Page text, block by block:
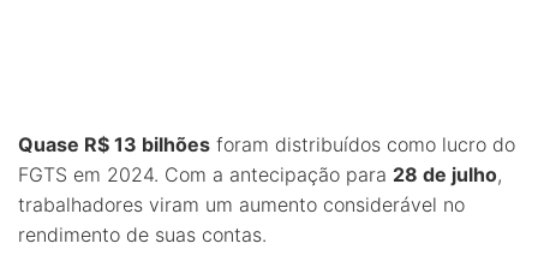
Quase R$ 13 bilhões foram distribuídos como lucro do
FGTS em 2024. Com a antecipação para 28 de julho,
trabalhadores viram um aumento considerável no
rendimento de suas contas.